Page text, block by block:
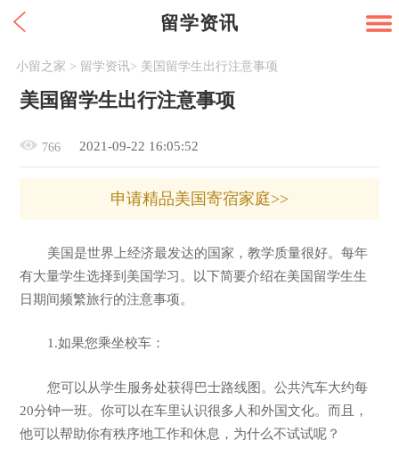
留学资讯
小留之家 > 留学资讯> 美国留学生出行注意事项
美国留学生出行注意事项
766 2021-09-22 16:05:52
申请精品美国寄宿家庭>>
美国是世界上经济最发达的国家，教学质量很好。每年
有大量学生选择到美国学习。以下简要介绍在美国留学生生
日期间频繁旅行的注意事项。
1.如果您乘坐校车：
您可以从学生服务处获得巴士路线图。公共汽车大约每
20分钟一班。你可以在车里认识很多人和外国文化。而且，
他可以帮助你有秩序地工作和休息，为什么不试试呢？